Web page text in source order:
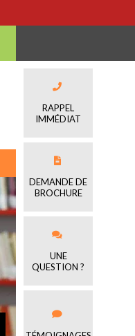
RAPPEL
IMMÉDIAT
DEMANDE DE
BROCHURE
UNE
QUESTION ?